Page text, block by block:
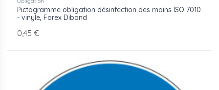
Pictogramme obligation désinfection des mains ISO 7010
- vinyle, Forex Dibond
0,45 €